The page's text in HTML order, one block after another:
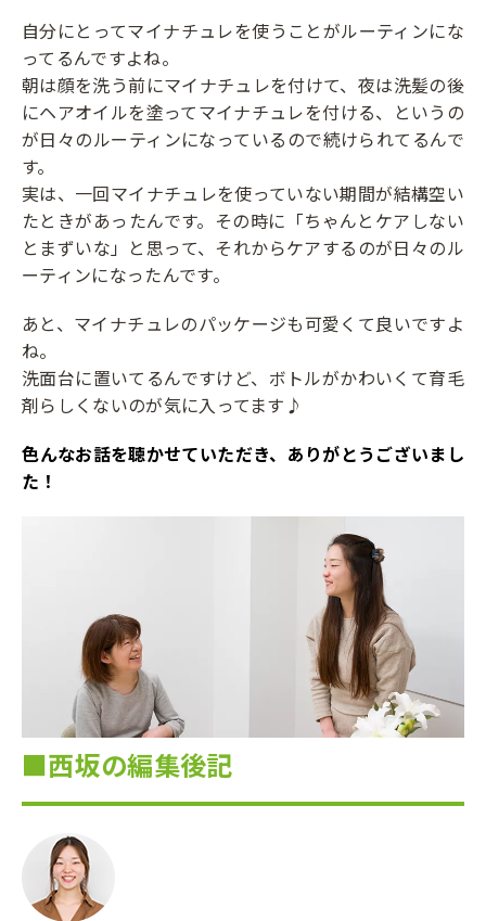
自分にとってマイナチュレを使うことがルーティンにな
ってるんですよね。
朝は顔を洗う前にマイナチュレを付けて、夜は洗髪の後
にヘアオイルを塗ってマイナチュレを付ける、というの
が日々のルーティンになっているので続けられてるんで
す。
実は、一回マイナチュレを使っていない期間が結構空い
たときがあったんです。その時に「ちゃんとケアしない
とまずいな」と思って、それからケアするのが日々のル
ーティンになったんです。
あと、マイナチュレのパッケージも可愛くて良いですよ
ね。
洗面台に置いてるんですけど、ボトルがかわいくて育毛
剤らしくないのが気に入ってます♪
――色んなお話を聴かせていただき、ありがとうございまし
た！
■西坂の編集後記